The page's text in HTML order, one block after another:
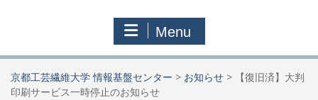
Menu
京都工芸繊維大学 情報基盤センター > お知らせ >
【復旧済】大判
印刷サービス一時停止のお知らせ